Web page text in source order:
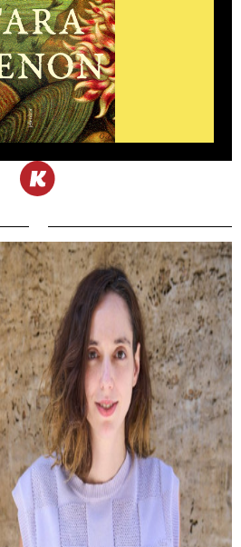
Most már mindent